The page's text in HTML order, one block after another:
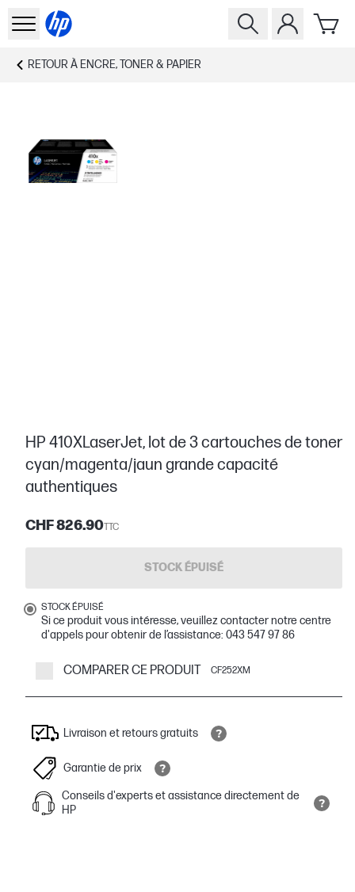
RETOUR À ENCRE, TONER & PAPIER
HP 410XLaserJet, lot de 3 cartouches de toner
cyan/magenta/jaun grande capacité
authentiques
CHF 826.90TTC
STOCK ÉPUISÉ
STOCK ÉPUISÉ
Si ce produit vous intéresse, veuillez contacter notre centre
d'appels pour obtenir de l’assistance: 043 547 97 86
COMPARER CE PRODUIT CF252XM
Livraison et retours gratuits
Garantie de prix
Conseils d'experts et assistance directement de
HP